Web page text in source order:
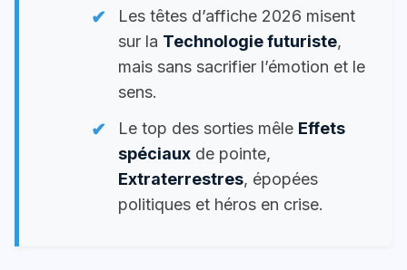
Les têtes d’affiche 2026 misent
sur la Technologie futuriste,
mais sans sacrifier l’émotion et le
sens.
Le top des sorties mêle Effets
spéciaux de pointe,
Extraterrestres, épopées
politiques et héros en crise.